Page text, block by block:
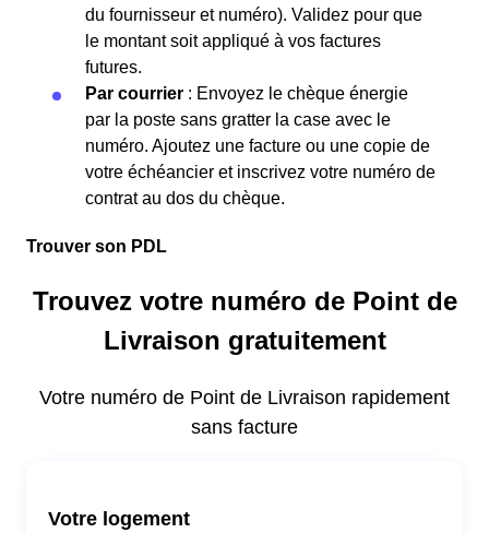
du fournisseur et numéro). Validez pour que
le montant soit appliqué à vos factures
futures.
Par courrier : Envoyez le chèque énergie
par la poste sans gratter la case avec le
numéro. Ajoutez une facture ou une copie de
votre échéancier et inscrivez votre numéro de
contrat au dos du chèque.
Trouver son PDL